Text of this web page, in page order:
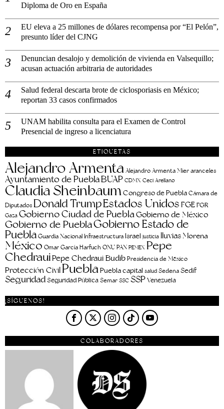
Diploma de Oro en España
EU eleva a 25 millones de dólares recompensa por “El Pelón”,
presunto líder del CJNG
Denuncian desalojo y demolición de vivienda en Valsequillo;
acusan actuación arbitraria de autoridades
Salud federal descarta brote de ciclosporiasis en México;
reportan 33 casos confirmados
UNAM habilita consulta para el Examen de Control
Presencial de ingreso a licenciatura
ETIQUETAS
Alejandro Armenta Alejandro Armenta Mier aranceles
Ayuntamiento de PueblaBUAP CDMX Ceci Arellano
Claudia SheinbaumCongreso de Puebla Cámara de
Diputados Donald TrumpEstados Unidos FGEFGR
Gaza Gobierno Ciudad de PueblaGobierno de México
Gobierno de PueblaGobierno Estado de
PueblaGuardia Nacional Infraestructura Israel justicia lluviasMorena
México Omar García Harfuch ONU PAN PEMEX Pepe
ChedrauiPepe Chedraui BudibPresidencia de México
Protección Civil PueblaPuebla capital salud Sedena Sedif
SeguridadSeguridad Pública Semar SSC SSPVenezuela
¡SÍGUENOS!
COLABORADORES